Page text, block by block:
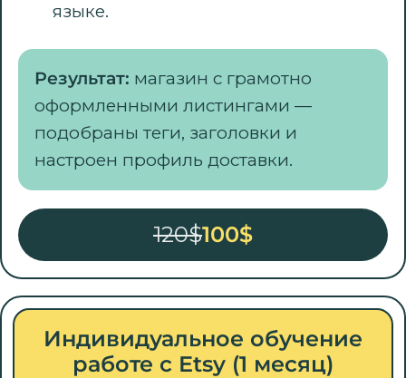
языке.
Результат: магазин с грамотно
оформленными листингами —
подобраны теги, заголовки и
настроен профиль доставки.
120$100$
Индивидуальное обучение
работе с Etsy (1 месяц)